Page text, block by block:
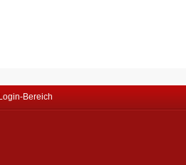
Login-Bereich